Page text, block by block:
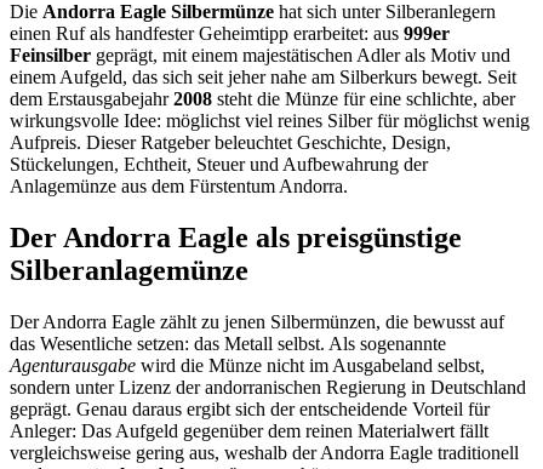
Die Andorra Eagle Silbermünze hat sich unter Silberanlegern
einen Ruf als handfester Geheimtipp erarbeitet: aus 999er
Feinsilber geprägt, mit einem majestätischen Adler als Motiv und
einem Aufgeld, das sich seit jeher nahe am Silberkurs bewegt. Seit
dem Erstausgabejahr2008 steht die Münze für eine schlichte, aber
wirkungsvolle Idee: möglichst viel reines Silber für möglichst wenig
Aufpreis. Dieser Ratgeber beleuchtet Geschichte, Design,
Stückelungen, Echtheit, Steuer und Aufbewahrung der
Anlagemünze aus dem Fürstentum Andorra.
Der Andorra Eagle als preisgünstige
Silberanlagemünze
Der Andorra Eagle zählt zu jenen Silbermünzen, die bewusst auf
das Wesentliche setzen: das Metall selbst. Als sogenannte
Agenturausgabe wird die Münze nicht im Ausgabeland selbst,
sondern unter Lizenz der andorranischen Regierung in Deutschland
geprägt. Genau daraus ergibt sich der entscheidende Vorteil für
Anleger: Das Aufgeld gegenüber dem reinen Materialwert fällt
vergleichsweise gering aus, weshalb der Andorra Eagle traditionell